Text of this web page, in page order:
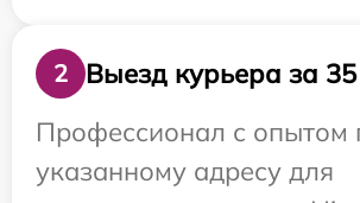
2
Выезд курьера за
Профессионал с опытом
указанному адресу для